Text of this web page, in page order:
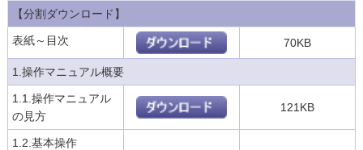
【分割ダウンロード】
表紙～目次 70KB
1.操作マニュアル概要
1.1.操作マニュアル
の見方
121KB
1.2.基本操作